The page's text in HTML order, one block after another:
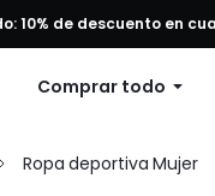
10% de descuento en
Comprar todo
Ropa deportiva Mujer